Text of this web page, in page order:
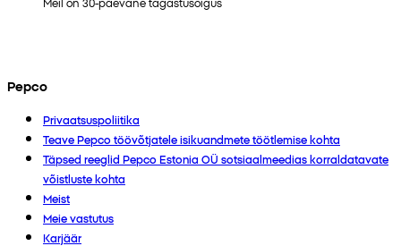
Pepco
Privaatsuspoliitika
Teave Pepco töövõtjatele isikuandmete töötlemise kohta
Täpsed reeglid Pepco Estonia OÜ sotsiaalmeedias korraldatavate
võistluste kohta
Meist
Meie vastutus
Karjäär